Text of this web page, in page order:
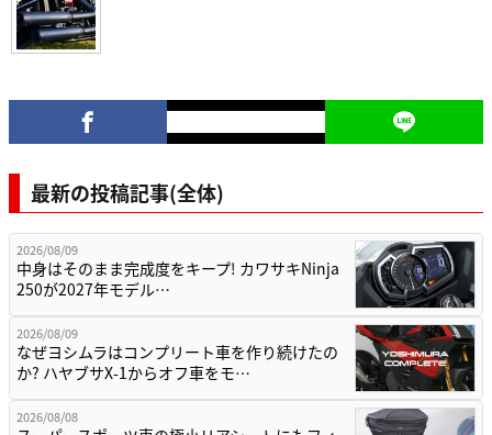
最新の投稿記事(全体)
2026/08/09
中身はそのまま完成度をキープ! カワサキNinja
250が2027年モデル…
2026/08/09
なぜヨシムラはコンプリート車を作り続けたの
か? ハヤブサX-1からオフ車をモ…
2026/08/08